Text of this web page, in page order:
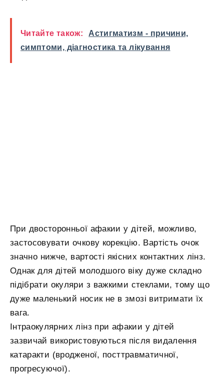
Читайте також:
Астигматизм - причини,
симптоми, діагностика та лікування
При двосторонньої афакии у дітей, можливо,
застосовувати очкову корекцію. Вартість очок
значно нижче, вартості якісних контактних лінз.
Однак для дітей молодшого віку дуже складно
підібрати окуляри з важкими стеклами, тому що
дуже маленький носик не в змозі витримати їх
вага.
Інтраокулярних лінз при афакии у дітей
зазвичай використовуються після видалення
катаракти (вродженої, посттравматичної,
прогресуючої).